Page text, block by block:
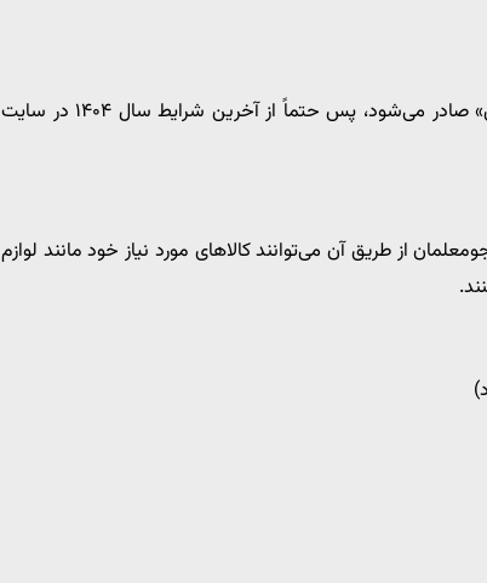
وام مرابحه معمولاً در قالب «بخشنامه سالانه آموزش و پرورش» صادر می‌شود، پس حتماً از آخرین شرایط سال ۱۴۰۴ در سایت
از طریق آن می‌توانند کالاهای مورد نیاز خود مانند لوازم